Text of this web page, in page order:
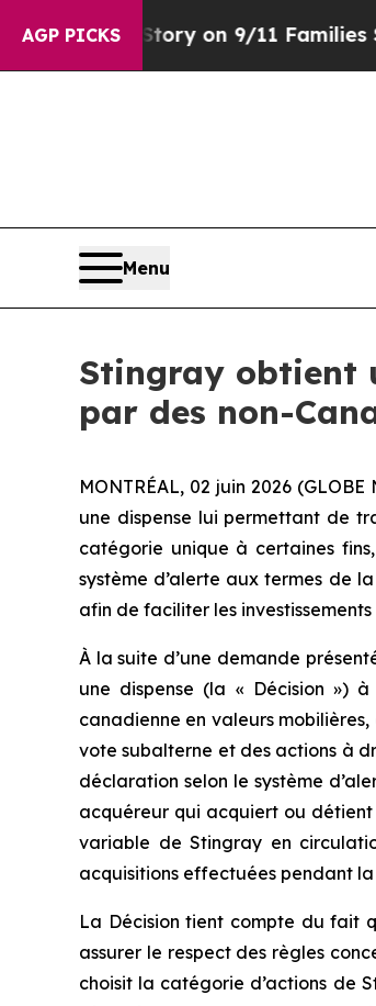
AGP PICKS
Airs Story on 9/11 Families
Menu
Stingray obtient
par des non-
MONTRÉAL, 02 juin 2026
une dispense lui permettant de
catégorie unique à certaines
système d’alerte aux termes de
afin de faciliter les
À la suite d’une demande
une dispense (la « Décision »)
canadienne en valeurs
vote subalterne et des actions à
déclaration selon le système
acquéreur qui acquiert ou
variable de Stingray en
acquisitions effectuées pendant la
La Décision tient compte du fait
assurer le respect des règles
choisit la catégorie d’actions de